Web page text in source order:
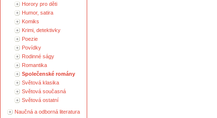
Horory pro děti
Humor, satira
Komiks
Krimi, detektivky
Poezie
Povídky
Rodinné ságy
Romantika
Společenské romány
Světová klasika
Světová současná
Světová ostatní
Naučná a odborná literatura